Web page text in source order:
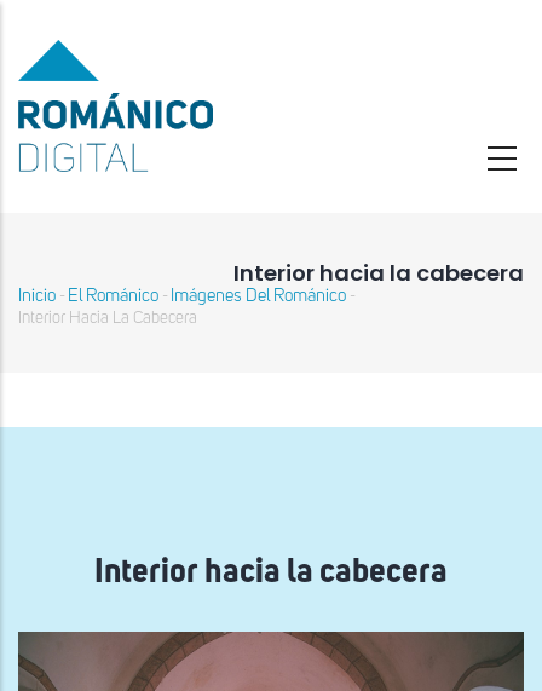
contenido
principal
Interior hacia la cabecera
Sobrescribir
ayuda
Inicio - El Románico - Imágenes Del Románico -
Interior Hacia La Cabecera
Interior hacia la cabecera